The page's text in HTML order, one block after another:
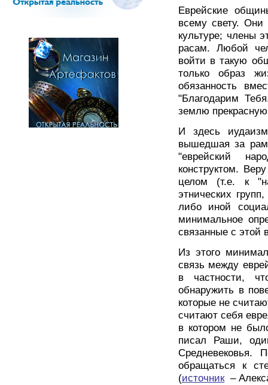
Еврейские
всему свету. Они
культуре; члены
расам. Любой
войти в такую
только образ
обязанность
"Благодарим
землю
И здесь
вышедшая за
"еврейский
конструктом.
целом (т.е. к
этнических
либо иной
минимальное
связанные с этой
Из этого
связь между
в частности,
обнаружить в
которые не
считают себя
в котором не
писал Раши,
обращаться к
(источник–